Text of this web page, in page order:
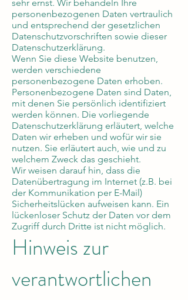
sehr ernst. Wir behandeln Ihre
personenbezogenen Daten vertraulich
und entsprechend der gesetzlichen
Datenschutzvorschriften sowie dieser
Datenschutzerklärung.
Wenn Sie diese Website benutzen,
werden verschiedene
personenbezogene Daten erhoben.
Personenbezogene Daten sind Daten,
mit denen Sie persönlich identifiziert
werden können. Die vorliegende
Datenschutzerklärung erläutert, welche
Daten wir erheben und wofür wir sie
nutzen. Sie erläutert auch, wie und zu
welchem Zweck das geschieht.
Wir weisen darauf hin, dass die
Datenübertragung im Internet (z.B. bei
der Kommunikation per E-Mail)
Sicherheitslücken aufweisen kann. Ein
lückenloser Schutz der Daten vor dem
Zugriff durch Dritte ist nicht möglich.
Hinweis zur
verantwortlichen